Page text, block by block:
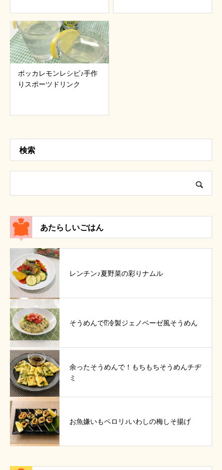
ポッカレモンレシピ♪手作
りスポーツドリンク
検索
あたらしいごはん
レンチン♪夏野菜の彩りナムル
そうめんで⁉冷製ジェノベーゼ風そうめん
余ったそうめんで！もちもちそうめんチヂ
ミ
お魚嫌いもペロリ♪いわしの梅しそ揚げ